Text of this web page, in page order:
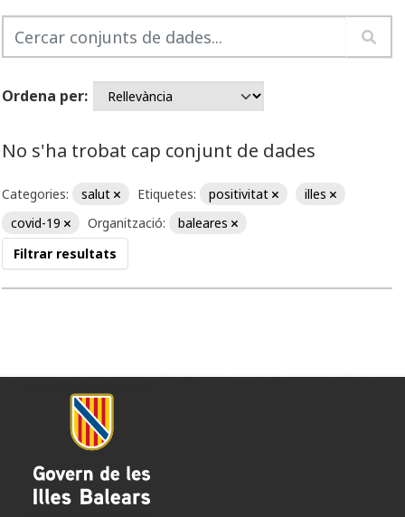
Ordena per
No s'ha trobat cap conjunt de dades
Categories: salut Etiquetes: positivitat
illes
covid-19
Organització:
baleares
Filtrar resultats